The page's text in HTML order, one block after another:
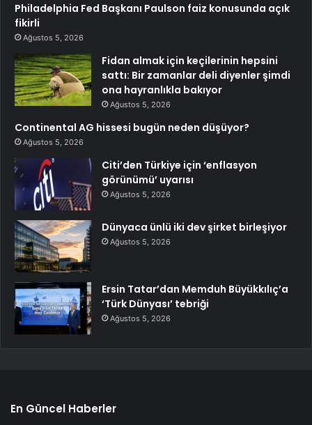
Philadelphia Fed Başkanı Paulson faiz konusunda açık
fikirli
Ağustos 5, 2026
Fidan almak için keçilerinin hepsini
sattı: Bir zamanlar deli diyenler şimdi
ona hayranlıkla bakıyor
Ağustos 5, 2026
Continental AG hissesi bugün neden düşüyor?
Ağustos 5, 2026
Citi’den Türkiye için ‘enflasyon
görünümü’ uyarısı
Ağustos 5, 2026
Dünyaca ünlü iki dev şirket birleşiyor
Ağustos 5, 2026
Ersin Tatar’dan Memduh Büyükkılıç’a
‘Türk Dünyası’ tebriği
Ağustos 5, 2026
En Güncel Haberler